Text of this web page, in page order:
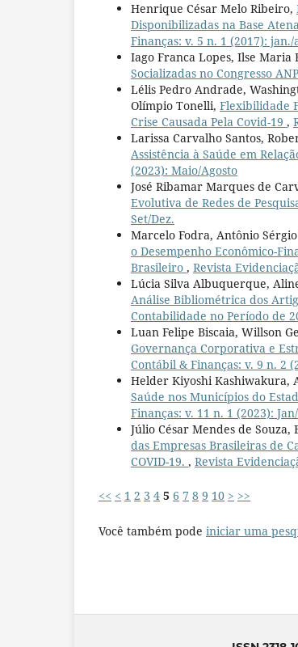
Henrique César Melo Ribeiro,
Disponibilizadas na Base
Finanças: v. 5 n. 1 (2017): jan./
Iago Franca Lopes, Ilse Maria
Socializadas no Congresso
Lélis Pedro Andrade,
Olímpio Tonelli, Flexibilidade
Crise Causada Pela Covid-19 ,
Larissa Carvalho Santos,
Assistência à Saúde em
(2023): Maio/Agosto
José Ribamar Marques de
Evolutiva de Redes de
Set/Dez.
Marcelo Fodra, Antônio
o Desempenho Econômico-
Brasileiro , Revista
Lúcia Silva Albuquerque,
Análise Bibliométrica dos
Contabilidade no Período de
Luan Felipe Biscaia, Willson
Governança Corporativa e
Contábil & Finanças: v. 9 n. 2
Helder Kiyoshi Kashiwakura,
Saúde nos Municípios do
Finanças: v. 11 n. 1 (2023):
Júlio César Mendes de
das Empresas Brasileiras de
COVID-19. , Revista
<< < 1 2 3 4 5 6 7 8 9 10 > >>
Você também pode iniciar uma